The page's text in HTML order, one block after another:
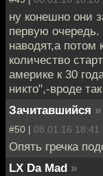
ну конешно они
первую
наводят,а потом
количество
америке к 30
никто",-вроде
Зачитавшийся »
#50 | 08.01.16 18:41
Опять гречка
LX Da Mad »